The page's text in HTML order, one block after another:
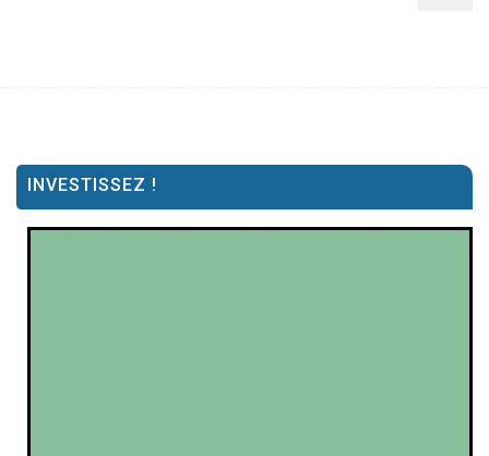
INVESTISSEZ !